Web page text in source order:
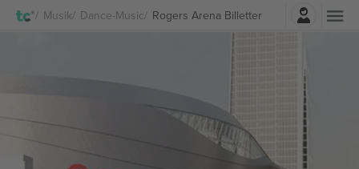
Musik Dance-Music Rogers Arena Billetter
Log ind